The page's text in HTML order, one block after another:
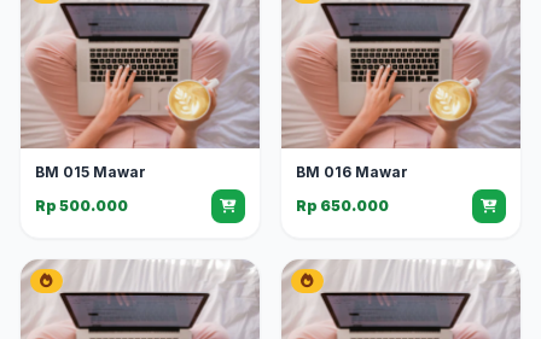
BM 015 Mawar
Rp 500.000
BM 016 Mawar
Rp 650.000